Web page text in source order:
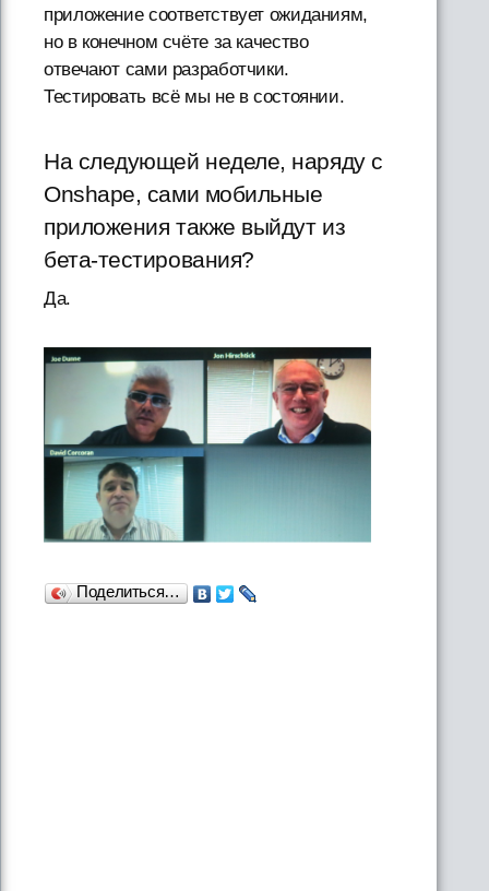
приложение соответствует ожиданиям,
но в конечном счёте за качество
отвечают сами разработчики.
Тестировать всё мы не в состоянии.
На следующей неделе, наряду с
Onshape, сами мобильные
приложения также выйдут из
бета-тестирования?
Да.
Поделиться…